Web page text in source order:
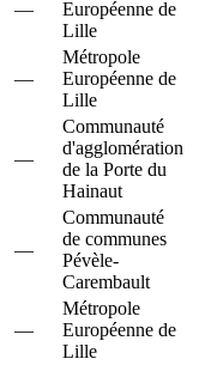
—
Européenne de
Lille
—
Métropole
Européenne de
Lille
—
Communauté
d'agglomération
de la Porte du
Hainaut
—
Communauté
de communes
Pévèle-
Carembault
—
Métropole
Européenne de
Lille